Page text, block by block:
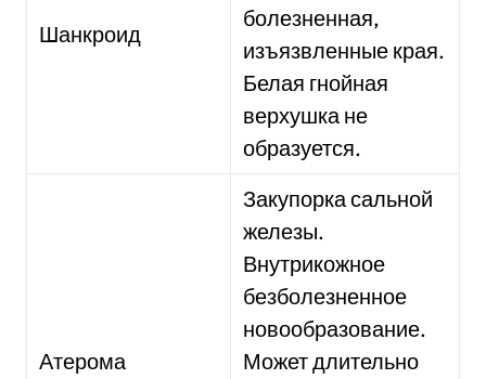
Шанкроид
болезненная,
изъязвленные края.
Белая гнойная
верхушка не
образуется.
Атерома
Закупорка сальной
железы.
Внутрикожное
безболезненное
новообразование.
Может длительно